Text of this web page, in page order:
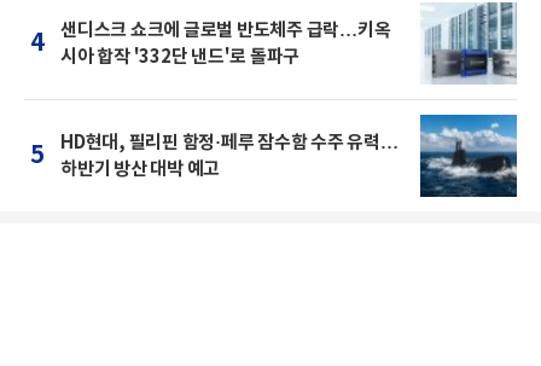
4
샌디스크 쇼크에 글로벌 반도체주 급락…키옥
시아 합작 '332단 낸드'로 돌파구
5
HD현대, 필리핀 함정·페루 잠수함 수주 유력…
하반기 방산 대박 예고